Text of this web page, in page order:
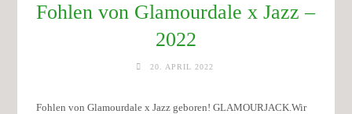
Fohlen von Glamourdale x Jazz –
2022
20. APRIL 2022
Fohlen von Glamourdale x Jazz geboren! GLAMOURJACK.Wir